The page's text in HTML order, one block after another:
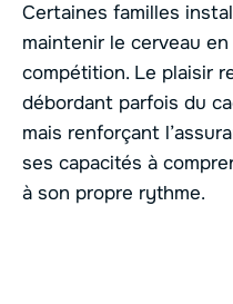
Certaines familles
maintenir le cerveau
compétition. Le plaisir
débordant parfois du
mais renforçant
ses capacités à
à son propre rythme.